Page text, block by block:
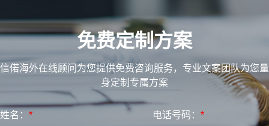
免费定制方案
信偌海外在线顾问为您提供免费咨询服务，专业文案团队为您量
身定制专属方案
姓名： * 电话号码： *